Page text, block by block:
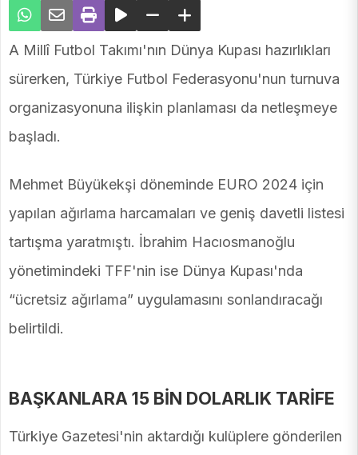
A Millî Futbol Takımı'nın Dünya Kupası hazırlıkları
sürerken, Türkiye Futbol Federasyonu'nun turnuva
organizasyonuna ilişkin planlaması da netleşmeye
başladı.
Mehmet Büyükekşi döneminde EURO 2024 için
yapılan ağırlama harcamaları ve geniş davetli listesi
tartışma yaratmıştı. İbrahim Hacıosmanoğlu
yönetimindeki TFF'nin ise Dünya Kupası'nda
“ücretsiz ağırlama” uygulamasını sonlandıracağı
belirtildi.
BAŞKANLARA 15 BİN DOLARLIK TARİFE
Türkiye Gazetesi'nin aktardığı kulüplere gönderilen